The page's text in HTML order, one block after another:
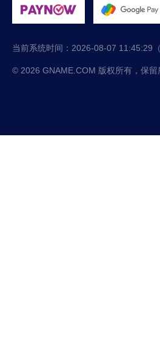
当前系统时间： 2026-08-07 11:45:29
© 2026 GNAME.COM 版权所有，保留